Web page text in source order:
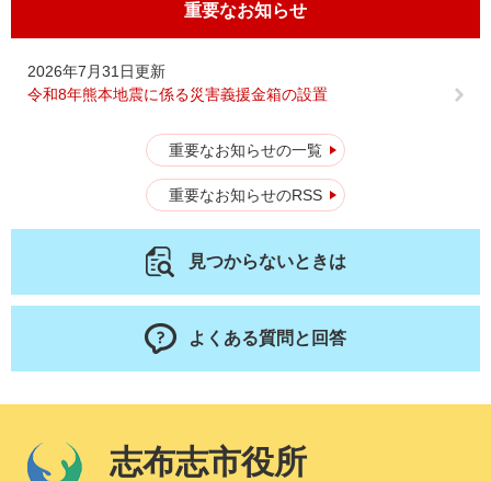
重要なお知らせ
2026年7月31日更新
令和8年熊本地震に係る災害義援金箱の設置
重要なお知らせの一覧
重要なお知らせのRSS
見つからないときは
よくある質問と回答
志布志市役所